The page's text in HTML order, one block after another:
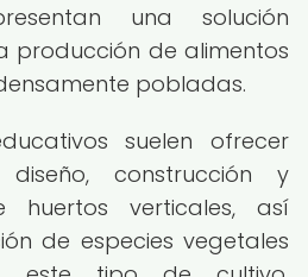
una solución
producción de alimentos
pobladas.
suelen ofrecer
construcción y
huertos verticales, así
de especies vegetales